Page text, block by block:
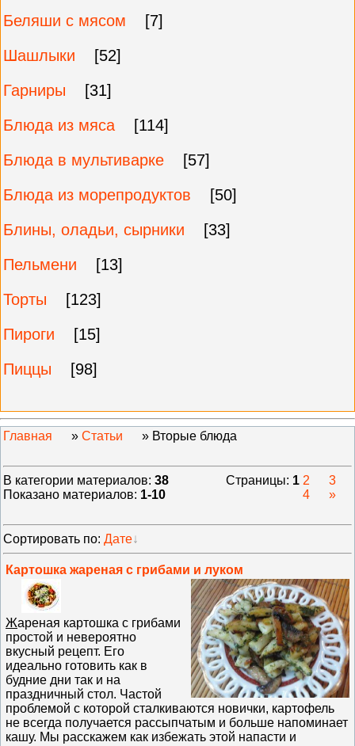
Беляши с мясом
[7]
Шашлыки
[52]
Гарниры
[31]
Блюда из мяса
[114]
Блюда в мультиварке
[57]
Блюда из морепродуктов
[50]
Блины, оладьи, сырники
[33]
Пельмени
[13]
Торты
[123]
Пироги
[15]
Пиццы
[98]
Главная » Статьи » Вторые блюда
В категории материалов: 38
Показано материалов: 1-10
Страницы: 1 2
3
4
»
Сортировать по: Дате
Картошка жареная с грибами и луком
Жареная картошка с грибами
простой и невероятно
вкусный рецепт. Его
идеально готовить как в
будние дни так и на
праздничный стол. Частой
проблемой с которой сталкиваются новички, картофель
не всегда получается рассыпчатым и больше напоминает
кашу. Мы расскажем как избежать этой напасти и